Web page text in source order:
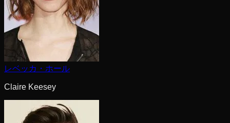
レベッカ・ホール
Claire Keesey